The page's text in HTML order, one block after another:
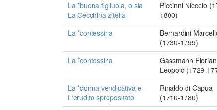
La *buona figliuola, o sia
La Cecchina zitella
Piccinni Niccolò
1800)
La *contessina
Bernardini
(1730-1799)
La *contessina
Gassmann Florian
Leopold (1729-
La *donna vendicativa e
L'erudito spropositato
Rinaldo di Capua
(1710-1780)